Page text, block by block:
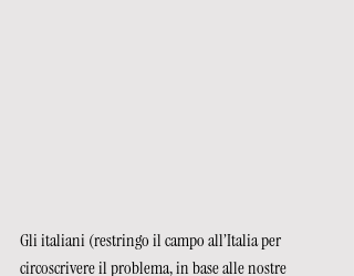
Gli italiani (restringo il campo all’Italia per
circoscrivere il problema, in base alle nostre